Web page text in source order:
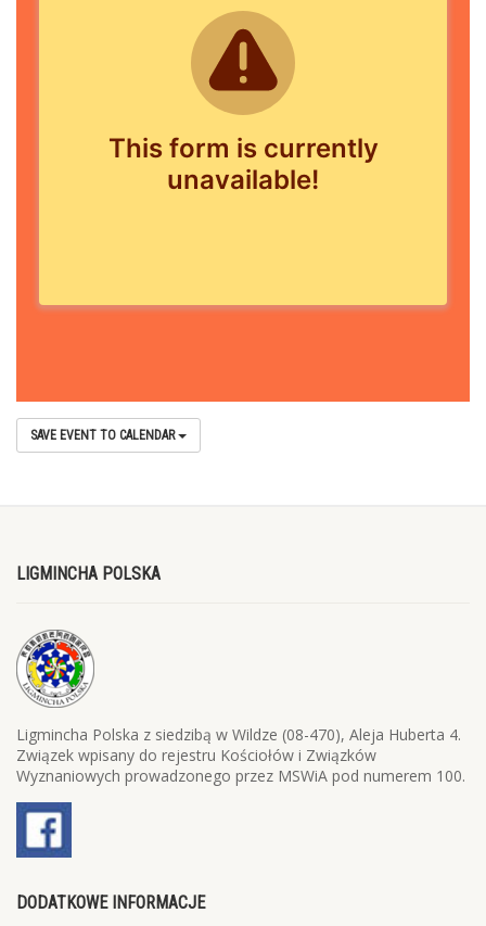
SAVE EVENT TO CALENDAR
LIGMINCHA POLSKA
Ligmincha Polska z siedzibą w Wildze (08-470), Aleja Huberta 4.
Związek wpisany do rejestru Kościołów i Związków
Wyznaniowych prowadzonego przez MSWiA pod numerem 100.
DODATKOWE INFORMACJE